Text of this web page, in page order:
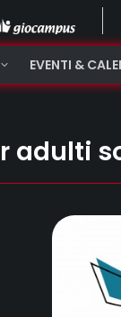
EVENTI &
adulti